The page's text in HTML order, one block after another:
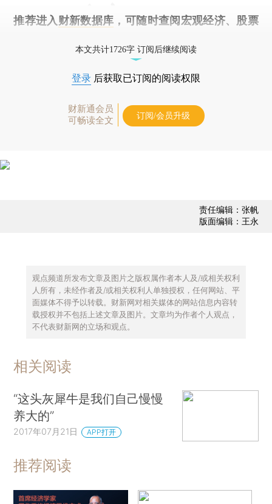
推荐进入 财新数据库 ，可随时查阅宏观经济、股票
本文共计1726字 订阅后继续阅读
登录 后获取已订阅的阅读权限
财新通会员
可畅读全文
订阅/会员升级
责任编辑：张帆
版面编辑：王永
观点频道所发布文章及图片之版权属作者本人及/或相关权利
人所有，未经作者及/或相关权利人单独授权，任何网站、平
面媒体不得予以转载。财新网对相关媒体的网站信息内容转
载授权并不包括上述文章及图片。文章均为作者个人观点，
不代表财新网的立场和观点。
相关阅读
“这头灰犀牛是我们自己慢慢
养大的”
2017年07月21日 APP打开
推荐阅读